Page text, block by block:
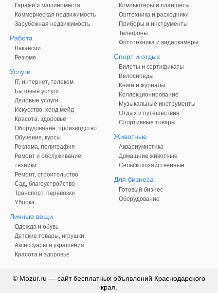
Гаражи и машиноместа
Коммерческая недвижимость
Зарубежная недвижимость
Работа
Вакансии
Резюме
Услуги
IT, интернет, телеком
Бытовые услуги
Деловые услуги
Искусство, хенд мейд
Красота, здоровье
Оборудование, производство
Обучение, курсы
Реклама, полиграфия
Ремонт и обслуживание
техники
Ремонт, строительство
Сад, благоустройство
Транспорт, перевозки
Уборка
Личные вещи
Одежда и обувь
Детские товары, игрушки
Аксессуары и украшения
Красота и здоровье
Компьютеры и планшеты
Оргтехника и расходники
Приборы и инструменты
Телефоны
Фототехника и видеокамеры
Спорт и отдых
Билеты и сертификаты
Велосипеды
Книги и журналы
Коллекционирование
Музыкальные инструменты
Отдых и путешествия
Спортивные товары
Животные
Аквариумистика
Домашние животные
Сельскохозяйственные
Для бизнеса
Готовый бизнес
Оборудование
© Mozur.ru — сайт бесплатных объявлений Краснодарского
края.